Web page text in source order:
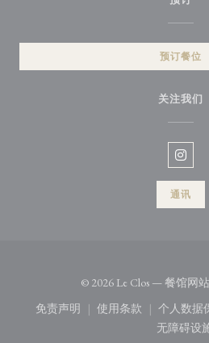
预订餐位
关注我们
通讯
© 2026 Le Clos — 餐馆网
免责声明
((在新窗口中打开))
使用条款
((在新窗口中打
个人数据
无障碍设
((在